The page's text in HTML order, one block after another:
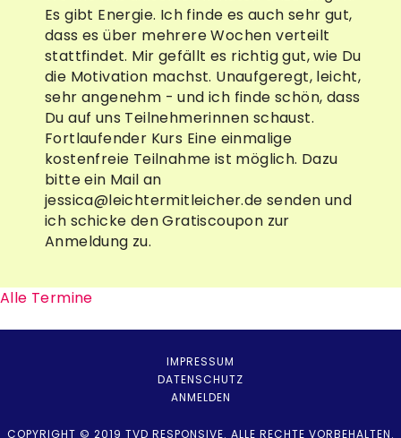
Es gibt Energie. Ich finde es auch sehr gut,
dass es über mehrere Wochen verteilt
stattfindet. Mir gefällt es richtig gut, wie Du
die Motivation machst. Unaufgeregt, leicht,
sehr angenehm - und ich finde schön, dass
Du auf uns Teilnehmerinnen schaust.
Fortlaufender Kurs Eine einmalige
kostenfreie Teilnahme ist möglich. Dazu
bitte ein Mail an
jessica@leichtermitleicher.de senden und
ich schicke den Gratiscoupon zur
Anmeldung zu.
Alle Termine
IMPRESSUM
DATENSCHUTZ
ANMELDEN
COPYRIGHT © 2019 TVD RESPONSIVE. ALLE RECHTE VORBEHALTEN.